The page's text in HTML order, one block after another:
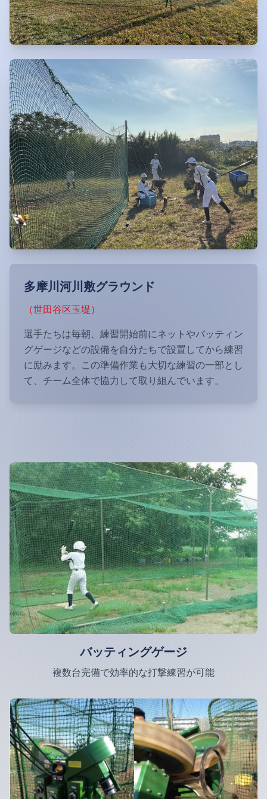
多摩川河川敷グラウンド
（世田谷区玉堤）
選手たちは毎朝、練習開始前にネットやバッティン
グゲージなどの設備を自分たちで設置してから練習
に励みます。この準備作業も大切な練習の一部とし
て、チーム全体で協力して取り組んでいます。
バッティングゲージ
複数台完備で効率的な打撃練習が可能